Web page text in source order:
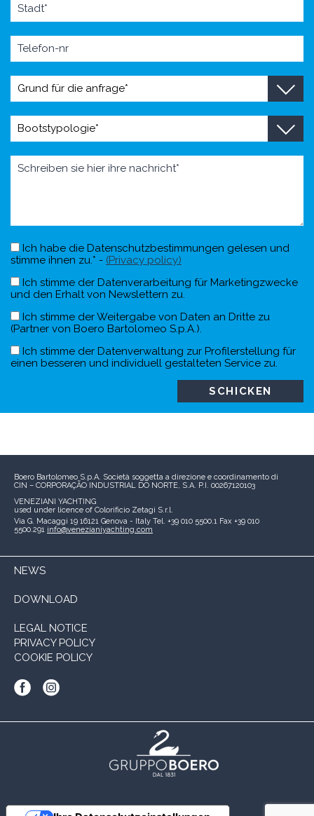
Ich habe die Datenschutzbestimmungen gelesen und
stimme ihnen zu.* - (Privacy policy)
Ich stimme der Datenverarbeitung für Marketingzwecke
und den Erhalt von Newslettern zu.
Ich stimme der Weitergabe von Daten an Dritte zu
(Partner von Boero Bartolomeo S.p.A.).
Ich stimme der Datenverwaltung zur Profilerstellung für
einen besseren und individuell gestalteten Service zu.
Boero Bartolomeo S.p.A. Società soggetta a direzione e coordinamento di
CIN – CORPORAÇÃO INDUSTRIAL DO NORTE, S.A. P.I. 00267120103
VENEZIANI YACHTING
used under licence of Colorificio Zetagi S.r.l.
Via G. Macaggi 19 16121 Genova - Italy Tel. +39 010 5500.1 Fax +39 010
5500.291 info@venezianiyachting.com
NEWS
DOWNLOAD
LEGAL NOTICE
PRIVACY POLICY
COOKIE POLICY